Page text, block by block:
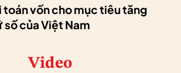
toán vốn cho mục tiêu tăng
của Việt Nam
Video